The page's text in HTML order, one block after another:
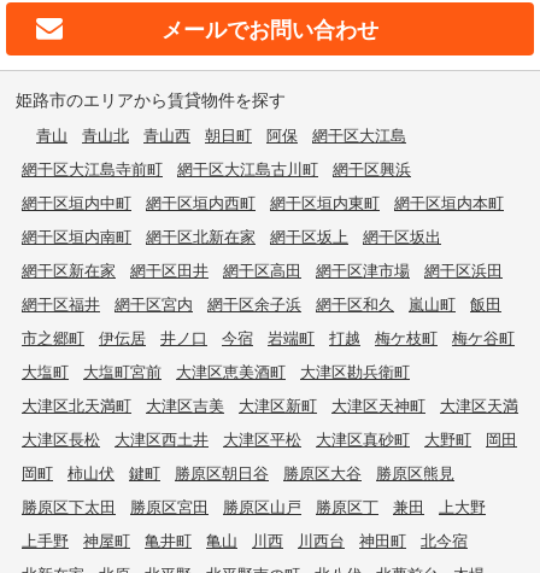
メールでお問い合わせ
姫路市のエリアから賃貸物件を探す
青山 青山北 青山西 朝日町 阿保
網干区大江島
網干区大江島寺前町
網干区大江島古川町
網干区興浜
網干区垣内中町
網干区垣内西町 網干区垣内東町
網干区垣内本町
網干区垣内南町
網干区北新在家 網干区坂上
網干区坂出
網干区新在家
網干区田井 網干区高田 網干区津市場
網干区浜田
網干区福井
網干区宮内 網干区余子浜 網干区和久 嵐山町
飯田
市之郷町
伊伝居 井ノ口 今宿 岩端町 打越 梅ケ枝町
梅ケ谷町
大塩町
大塩町宮前 大津区恵美酒町
大津区勘兵衛町
大津区北天満町
大津区吉美 大津区新町 大津区天神町
大津区天満
大津区長松
大津区西土井 大津区平松 大津区真砂町 大野町
岡田
岡町
柿山伏 鍵町 勝原区朝日谷 勝原区大谷
勝原区熊見
勝原区下太田
勝原区宮田 勝原区山戸 勝原区丁 兼田
上大野
上手野
神屋町 亀井町 亀山 川西 川西台 神田町
北今宿